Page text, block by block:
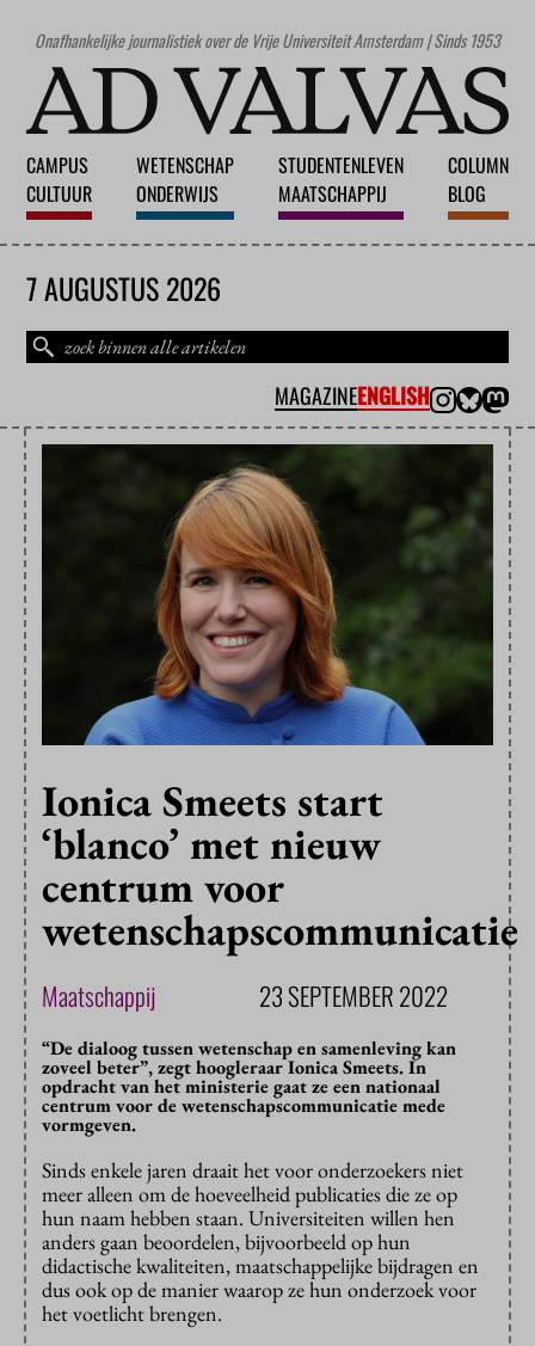
Onafhankelijke journalistiek over de Vrije Universiteit Amsterdam | Sinds 1953
CAMPUS
CULTUUR
WETENSCHAP
ONDERWIJS
STUDENTENLEVEN
MAATSCHAPPIJ
COLUMN
BLOG
7 AUGUSTUS 2026
MAGAZINEENGLISH
Ionica Smeets start
‘blanco’ met nieuw
centrum voor
wetenschapscommunicatie
Maatschappij 23 SEPTEMBER 2022
“De dialoog tussen wetenschap en samenleving kan
zoveel beter”, zegt hoogleraar Ionica Smeets. In
opdracht van het ministerie gaat ze een nationaal
centrum voor de wetenschapscommunicatie mede
vormgeven.
Sinds enkele jaren draait het voor onderzoekers niet
meer alleen om de hoeveelheid publicaties die ze op
hun naam hebben staan. Universiteiten willen hen
anders gaan beoordelen, bijvoorbeeld op hun
didactische kwaliteiten, maatschappelijke bijdragen en
dus ook op de manier waarop ze hun onderzoek voor
het voetlicht brengen.